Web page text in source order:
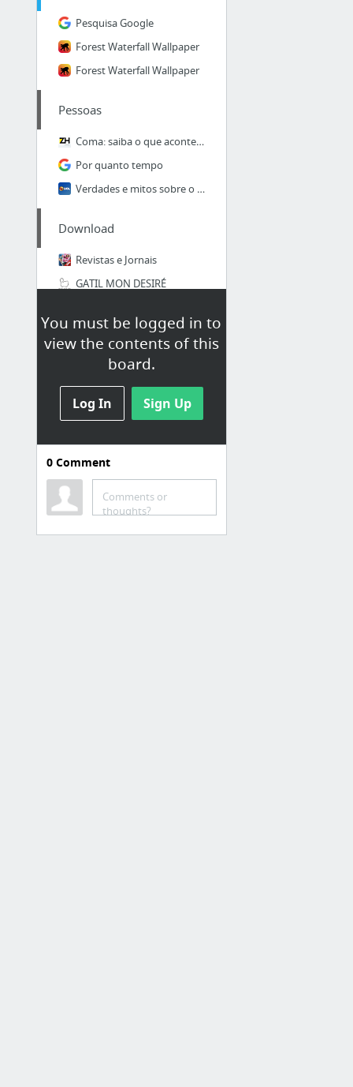
You must be logged in to
view the contents of this
board.
Log In Sign Up
Pesquisa Google
Forest Waterfall Wallpaper
Forest Waterfall Wallpaper
Pessoas
Coma: saiba o que acontece com a mente no estágio de quase morte
Por quanto tempo
Verdades e mitos sobre o coma
Download
Revistas e Jornais
GATIL MON DESIRÉ
0Comment
Comments or
thoughts?